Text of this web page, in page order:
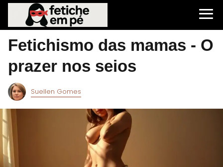
Fetichismo das mamas - O
prazer nos seios
Suellen Gomes